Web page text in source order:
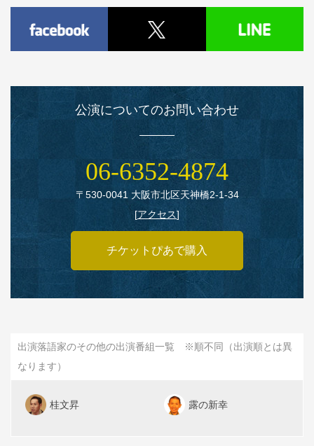
公演についてのお問い合わせ
06‑6352‑4874
〒530‑0041 大阪市北区天神橋2‑1‑34
[アクセス]
チケットぴあで購入
出演落語家のその他の出演番組一覧 ※順不同（出演順とは異
なります）
桂文昇 露の新幸